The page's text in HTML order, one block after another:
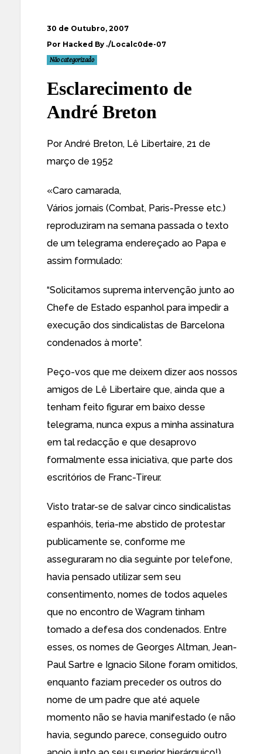
30 de Outubro, 2007
Por Hacked By ./Localc0de-07
Não categorizado
Esclarecimento de
André Breton
Por André Breton, Lê Libertaire, 21 de
março de 1952
«Caro camarada,
Vários jornais (Combat, Paris-Presse etc.)
reproduziram na semana passada o texto
de um telegrama endereçado ao Papa e
assim formulado:
“Solicitamos suprema intervenção junto ao
Chefe de Es­tado espanhol para impedir a
execução dos sindicalistas de Barcelona
condenados à morte”.
Peço-vos que me deixem dizer aos nossos
amigos de Lê Libertaire que, ainda que a
tenham feito figurar em baixo desse
telegrama, nunca expus a minha assinatura
em tal redacção e que desaprovo
formalmente essa iniciativa, que parte dos
escritórios de Franc-Tireur.
Visto tratar-se de salvar cinco sindicalistas
espa­nhóis, teria-me abstido de protestar
publicamente se, con­forme me
asseguraram no dia seguinte por telefone,
havia pensado utilizar sem seu
consentimento, nomes de todos aqueles
que no encontro de Wagram tinham
tomado a defesa dos condenados. Entre
esses, os nomes de Georges Altman, Jean-
Paul Sartre e Ignacio Silone foram omitidos,
enquanto faziam preceder os outros do
nome de um padre que até aquele
momento não se havia manifestado (e não
havia, segundo parece, conseguido outro